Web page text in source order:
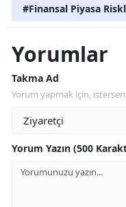
#Finansal Piyasa
Yorumlar
Takma Ad
Yorum yapmak için,
Yorum Yazın (500